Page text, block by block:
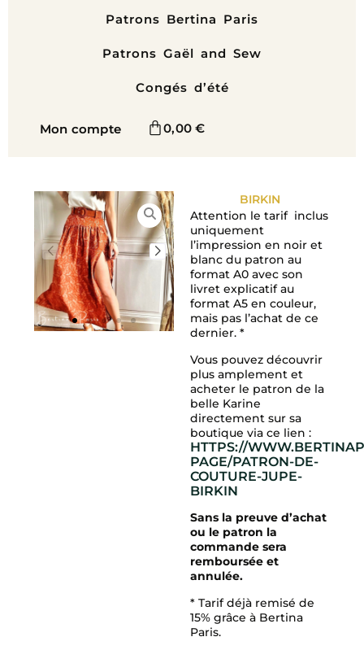
Patrons Bertina Paris
Patrons Gaël and Sew
Congés d’été
Mon compte 0,00€
BIRKIN
Attention le tarif inclus
uniquement
l’impression en noir et
blanc du patron au
format A0 avec son
livret explicatif au
format A5 en couleur,
mais pas l’achat de ce
dernier. *
Vous pouvez découvrir
plus amplement et
acheter le patron de la
belle Karine
directement sur sa
boutique via ce lien :
HTTPS://
PAGE/PATRON-DE-
COUTURE-JUPE-
BIRKIN
Sans la preuve d’achat
ou le patron la
commande sera
remboursée et
annulée.
* Tarif déjà remisé de
15% grâce à Bertina
Paris.